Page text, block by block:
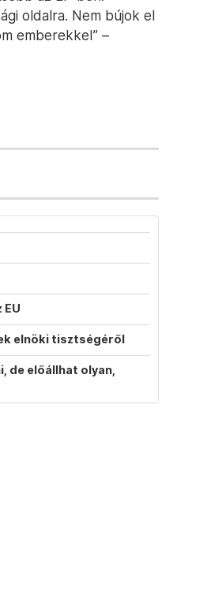
oldalra. Nem bújok el
emberekkel” –
elnöki tisztségéről
de előállhat olyan,